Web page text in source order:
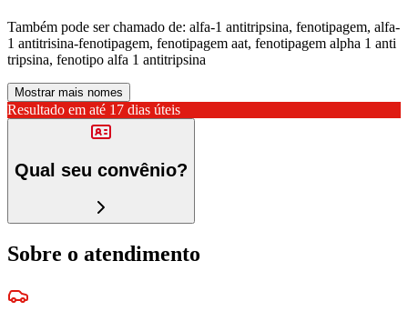
Também pode ser chamado de: alfa-1 antitripsina, fenotipagem, alfa-
1 antitrisina-fenotipagem, fenotipagem aat, fenotipagem alpha 1 anti
tripsina, fenotipo alfa 1 antitripsina
Mostrar mais nomes
Resultado em até 17 dias úteis
Qual seu convênio?
Sobre o atendimento